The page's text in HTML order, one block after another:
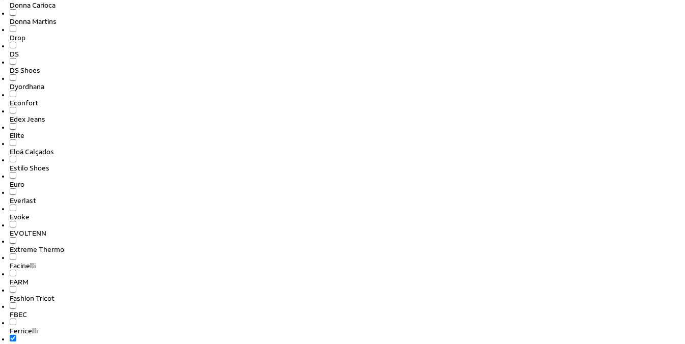
Donna Carioca
Donna Martins
Drop
DS
DS Shoes
Dyordhana
Econfort
Edex Jeans
Elite
Eloá Calçados
Estilo Shoes
Euro
Everlast
Evoke
EVOLTENN
Extreme Thermo
Facinelli
FARM
Fashion Tricot
FBEC
Ferricelli